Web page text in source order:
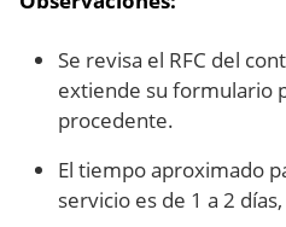
Se revisa el RFC del
extiende su formulario
procedente.
El tiempo aproximado
servicio es de 1 a 2